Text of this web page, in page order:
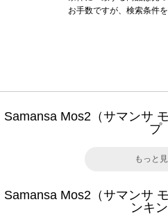
お手数ですが、検索条件
Samansa Mos2（サマンサ
プ
もっと
Samansa Mos2（サマンサ
ンキ